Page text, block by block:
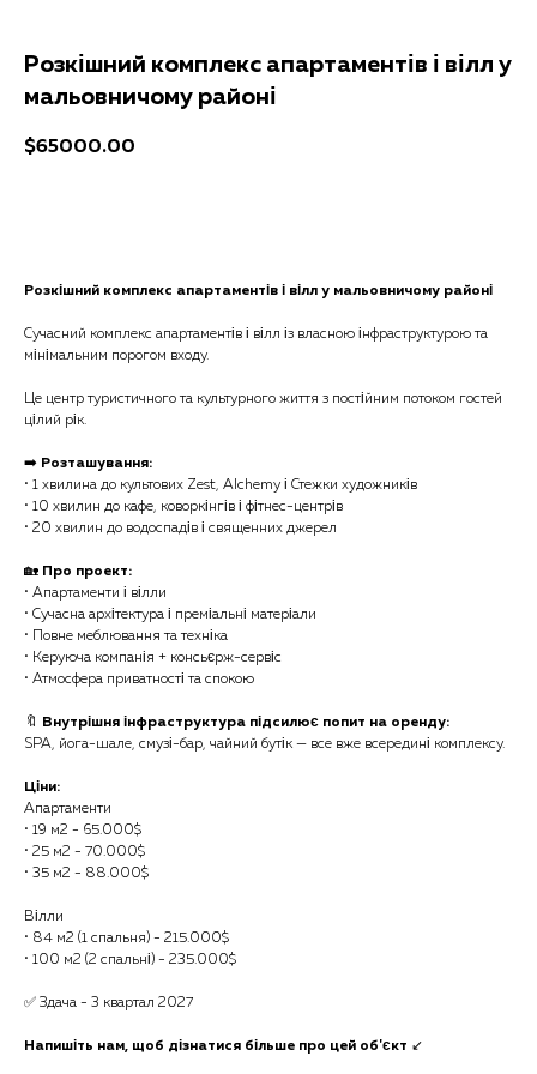
Розкішний комплекс апартаментів і вілл у
мальовничому районі
$65000.00
Розкішний комплекс апартаментів і вілл у мальовничому районі
Сучасний комплекс апартаментів і вілл із власною інфраструктурою та
мінімальним порогом входу.
Це центр туристичного та культурного життя з постійним потоком гостей
цілий рік.
➡️ Розташування:
• 1 хвилина до культових Zest, Alchemy і Стежки художників
• 10 хвилин до кафе, коворкінгів і фітнес-центрів
• 20 хвилин до водоспадів і священних джерел
🏡 Про проект:
• Апартаменти і вілли
• Сучасна архітектура і преміальні матеріали
• Повне меблювання та техніка
• Керуюча компанія + консьєрж-сервіс
• Атмосфера приватності та спокою
🔖
Внутрішня інфраструктура підсилює попит на оренду:
SPA, йога-шале, смузі-бар, чайний бутік — все вже всередині комплексу.
Ціни:
Апартаменти
• 19 м2 - 65.000$
• 25 м2 - 70.000$
• 35 м2 - 88.000$
Вілли
• 84 м2 (1 спальня) - 215.000$
• 100 м2 (2 спальні) - 235.000$
✅ Здача - 3 квартал 2027
Напишіть нам, щоб дізнатися більше про цей об'єкт ↙️